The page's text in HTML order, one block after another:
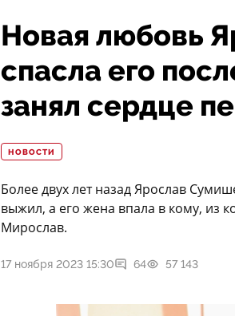
Новая любовь
спасла его
занял сердце
НОВОСТИ
Более двух лет назад Ярослав
выжил, а его жена впала в кому, из
Мирослав.
17 ноября 2023 15:30 64 57 143